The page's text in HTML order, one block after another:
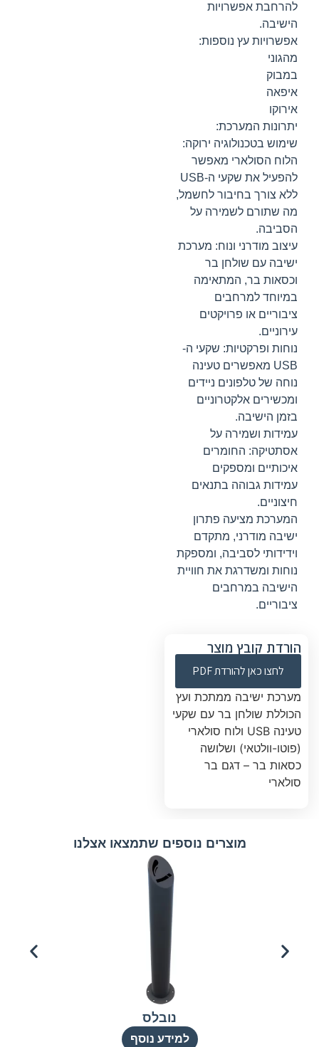
להרחבת אפשרויות
הישיבה.
אפשרויות עץ נוספות:
מהגוני
במבוק
איפאה
אירוקו
יתרונות המערכת:
שימוש בטכנולוגיה ירוקה:
הלוח הסולארי מאפשר
להפעיל את שקעי ה-USB
ללא צורך בחיבור לחשמל,
מה שתורם לשמירה על
הסביבה.
עיצוב מודרני ונוח: מערכת
ישיבה עם שולחן בר
וכסאות בר, המתאימה
במיוחד למרחבים
ציבוריים או פרויקטים
עירוניים.
נוחות ופרקטיות: שקעי ה-
USB מאפשרים טעינה
נוחה של טלפונים ניידים
ומכשירים אלקטרוניים
בזמן הישיבה.
עמידות ושמירה על
אסתטיקה: החומרים
איכותיים ומספקים
עמידות גבוהה בתנאים
חיצוניים.
המערכת מציעה פתרון
ישיבה מודרני, מתקדם
וידידותי לסביבה, ומספקת
נוחות ומשדרגת את חוויית
הישיבה במרחבים
ציבוריים.
הורדת קובץ מוצר
לחצו כאן להורדת PDF
מערכת ישיבה ממתכת ועץ
הכוללת שולחן בר עם שקעי
טעינה USB ולוח סולארי
(פוטו-וולטאי) ושלושה
כסאות בר – דגם בר
סולארי
מוצרים נוספים שתמצאו אצלנו
נובלס
למידע נוסף